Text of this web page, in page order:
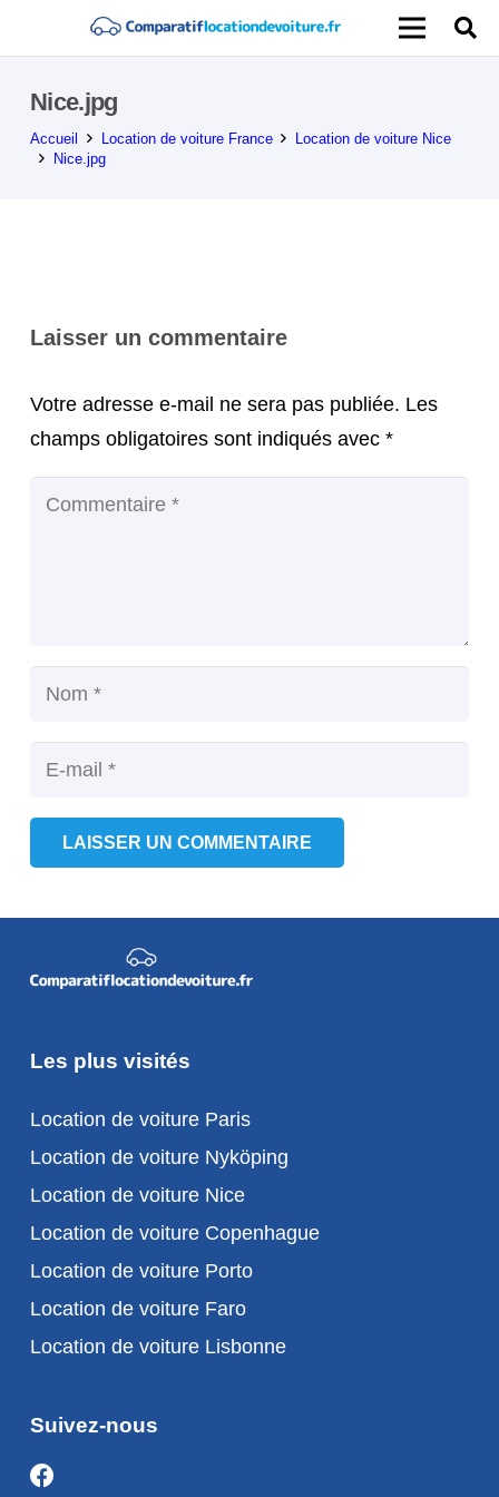
Nice.jpg
Accueil Location de voiture France
Location de voiture Nice
Nice.jpg
Laisser un commentaire
Votre adresse e-mail ne sera pas publiée. Les
champs obligatoires sont indiqués avec *
LAISSER UN COMMENTAIRE
Les plus visités
Location de voiture Paris
Location de voiture Nyköping
Location de voiture Nice
Location de voiture Copenhague
Location de voiture Porto
Location de voiture Faro
Location de voiture Lisbonne
Suivez-nous